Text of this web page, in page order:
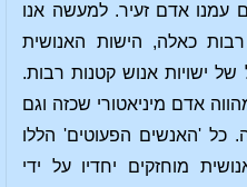
עמנו אדם זעיר. למעשה אנו
רבות כאלה, הישות האנושית
ישויות אנוש קטנות רבות.
אדם מיניאטורי שכזה וגם
כל 'האנשים הפעוטים' הללו
מוחזקים יחדיו על ידי